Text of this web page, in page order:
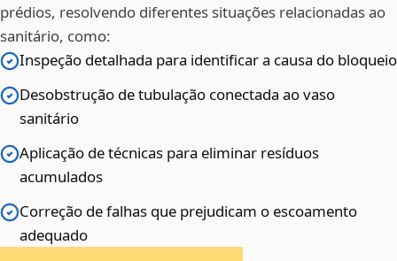
prédios, resolvendo diferentes situações relacionadas ao
sanitário, como:
Inspeção detalhada para identificar a causa do bloqueio
Desobstrução de tubulação conectada ao vaso
sanitário
Aplicação de técnicas para eliminar resíduos
acumulados
Correção de falhas que prejudicam o escoamento
adequado